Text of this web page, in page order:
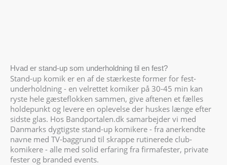
Hvad er stand-up som underholdning til en fest?
Stand-up komik er en af de stærkeste former for fest-
underholdning - en velrettet komiker på 30-45 min kan
ryste hele gæsteflokken sammen, give aftenen et fælles
holdepunkt og levere en oplevelse der huskes længe efter
sidste glas. Hos Bandportalen.dk samarbejder vi med
Danmarks dygtigste stand-up komikere - fra anerkendte
navne med TV-baggrund til skrappe rutinerede club-
komikere - alle med solid erfaring fra firmafester, private
fester og branded events.